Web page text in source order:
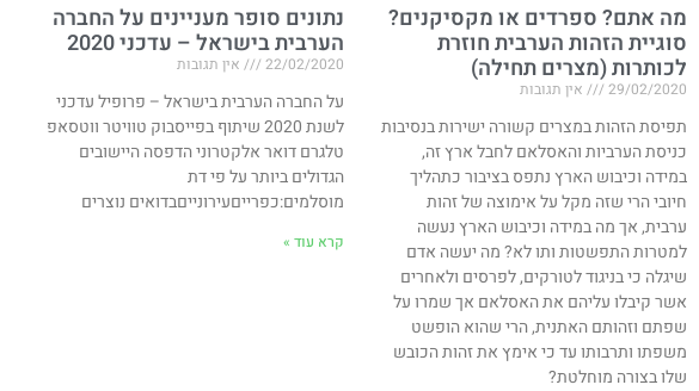
מה אתם? ספרדים או מקסיקנים?
סוגיית הזהות הערבית חוזרת
לכותרות (מצרים תחילה)​
29/02/2020 אין תגובות
תפיסת הזהות במצרים קשורה ישירות בנסיבות
כניסת הערביות והאסלאם לחבל ארץ זה,
במידה וכיבוש הארץ נתפס בציבור כתהליך
חיובי הרי שזה מקל על אימוצה של זהות
ערבית, אך מה במידה וכיבוש הארץ נעשה
למטרות התפשטות ותו לא? מה יעשה אדם
שיגלה כי בניגוד לטורקים, לפרסים ולאחרים
אשר קיבלו עליהם את האסלאם אך שמרו על
שפתם וזהותם האתנית, הרי שהוא הופשט
משפתו ותרבותו עד כי אימץ את זהות הכובש
שלו בצורה מוחלטת?
נתונים סופר מעניינים על החברה
הערבית בישראל – עדכני 2020
22/02/2020 אין תגובות
על החברה הערבית בישראל – פרופיל עדכני
לשנת 2020 שיתוף בפייסבוק טוויטר ווטסאפ
טלגרם דואר אלקטרוני הדפסה היישובים
הגדולים ביותר על פי דת
מוסלמים:כפרייםעירונייםבדואים נוצרים
קרא עוד »